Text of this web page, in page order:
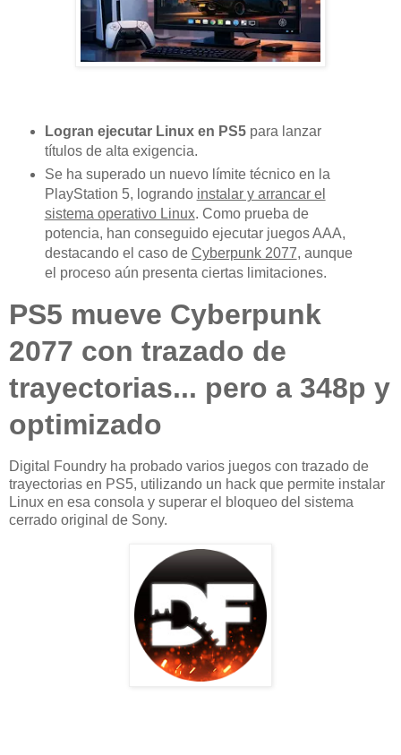
Logran ejecutar Linux en PS5para lanzar
títulos de alta exigencia.
Se ha superado un nuevo límite técnico en la
PlayStation 5, logrando instalar y arrancar el
sistema operativo Linux. Como prueba de
potencia, han conseguido ejecutar juegos AAA,
destacando el caso de Cyberpunk 2077, aunque
el proceso aún presenta ciertas limitaciones.
PS5 mueve Cyberpunk
2077 con trazado de
trayectorias... pero a 348p y
optimizado
Digital Foundry ha probado varios juegos con trazado de
trayectorias en PS5, utilizando un hack que permite instalar
Linux en esa consola y superar el bloqueo del sistema
cerrado original de Sony.